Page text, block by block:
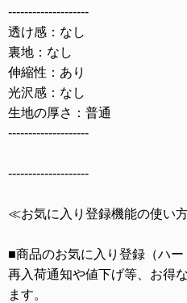
--------------------
透け感：なし
裏地：なし
伸縮性：あり
光沢感：なし
生地の厚さ：普通
--------------------
--------------------
≪お気に入り登録機能の使い
■商品のお気に入り登録（ハー
再入荷通知や値下げ等、お得
ます。